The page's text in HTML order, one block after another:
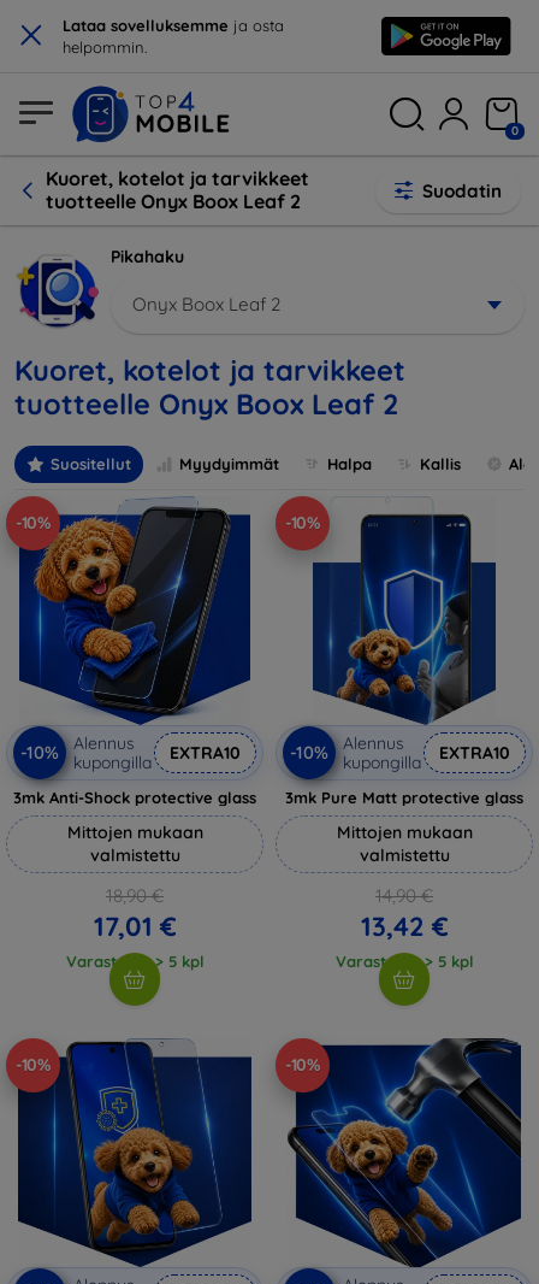
× Lataa sovelluksemme ja osta
helpommin.
0
Kuoret, kotelot ja tarvikkeet
tuotteelle Onyx Boox Leaf 2
Suodatin
Pikahaku
Onyx Boox Leaf 2
Kuoret, kotelot ja tarvikkeet
tuotteelle Onyx Boox Leaf 2
Suositellut Myydyimmät Halpa Kallis
-10%
-10%
Alennus
kupongilla
EXTRA10
3mk Anti-Shock protective glass
Mittojen mukaan
valmistettu
18,90 €
17,01 €
Varastossa > 5 kpl
-10%
-10%
Alennus
kupongilla
EXTRA10
3mk Pure Matt protective glass
Mittojen mukaan
valmistettu
14,90 €
13,42 €
Varastossa > 5 kpl
-10% -10%